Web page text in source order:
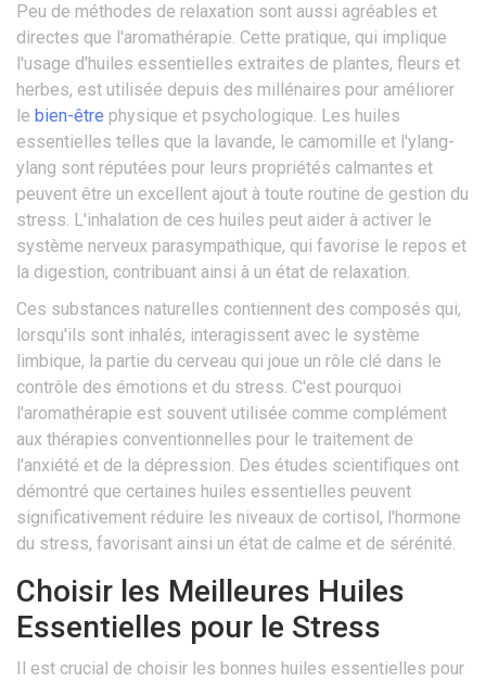
Peu de méthodes de relaxation sont aussi agréables et
directes que l'aromathérapie. Cette pratique, qui implique
l'usage d'huiles essentielles extraites de plantes, fleurs et
herbes, est utilisée depuis des millénaires pour améliorer
le bien-être physique et psychologique. Les huiles
essentielles telles que la lavande, le camomille et l'ylang-
ylang sont réputées pour leurs propriétés calmantes et
peuvent être un excellent ajout à toute routine de gestion du
stress. L'inhalation de ces huiles peut aider à activer le
système nerveux parasympathique, qui favorise le repos et
la digestion, contribuant ainsi à un état de relaxation.
Ces substances naturelles contiennent des composés qui,
lorsqu'ils sont inhalés, interagissent avec le système
limbique, la partie du cerveau qui joue un rôle clé dans le
contrôle des émotions et du stress. C'est pourquoi
l'aromathérapie est souvent utilisée comme complément
aux thérapies conventionnelles pour le traitement de
l'anxiété et de la dépression. Des études scientifiques ont
démontré que certaines huiles essentielles peuvent
significativement réduire les niveaux de cortisol, l'hormone
du stress, favorisant ainsi un état de calme et de sérénité.
Choisir les Meilleures Huiles
Essentielles pour le Stress
Il est crucial de choisir les bonnes huiles essentielles pour